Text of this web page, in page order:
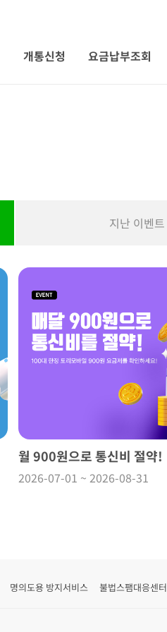
개통신청 요금납부조회
지난 이벤트
월 900원으로 통신비 절약!
2026-07-01 ~ 2026-08-31
명의도용 방지서비스 불법스팸대응센터